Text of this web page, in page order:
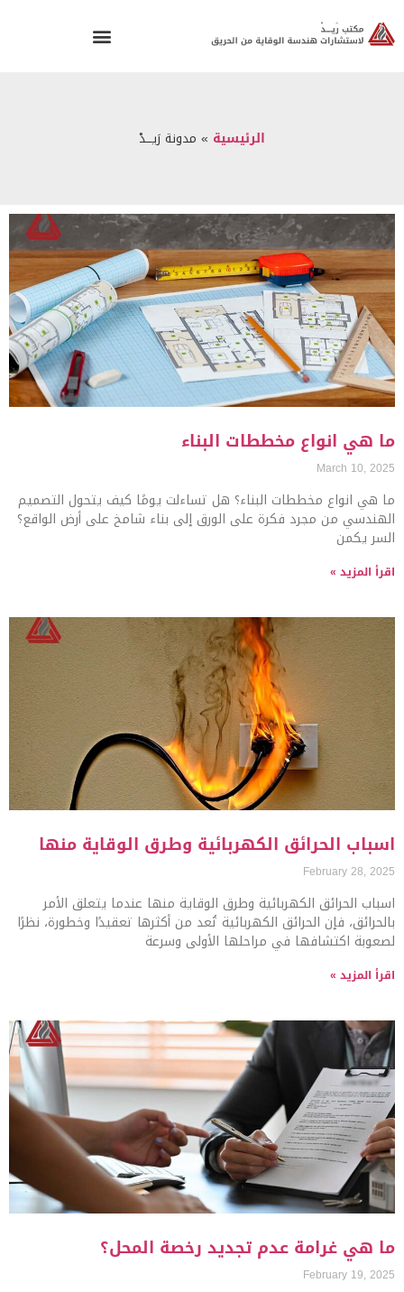
الرئيسية » مدونة رَيـــدْ
ما هي انواع مخططات البناء
March 10, 2025
ما هي انواع مخططات البناء؟ هل تساءلت يومًا كيف يتحول التصميم
الهندسي من مجرد فكرة على الورق إلى بناء شامخ على أرض الواقع؟
السر يكمن
اقرأ المزيد »
اسباب الحرائق الكهربائية وطرق الوقاية منها
February 28, 2025
اسباب الحرائق الكهربائية وطرق الوقاية منها عندما يتعلق الأمر
بالحرائق، فإن الحرائق الكهربائية تُعد من أكثرها تعقيدًا وخطورة، نظرًا
لصعوبة اكتشافها في مراحلها الأولى وسرعة
اقرأ المزيد »
ما هي غرامة عدم تجديد رخصة المحل؟
February 19, 2025